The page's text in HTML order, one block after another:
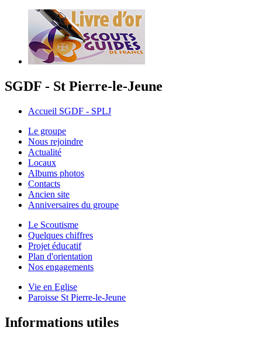
SGDF - St Pierre-le-Jeune
Accueil SGDF - SPLJ
Le groupe
Nous rejoindre
Actualité
Locaux
Albums photos
Contacts
Ancien site
Anniversaires du groupe
Le Scoutisme
Quelques chiffres
Projet éducatif
Plan d'orientation
Nos engagements
Vie en Eglise
Paroisse St Pierre-le-Jeune
Informations utiles